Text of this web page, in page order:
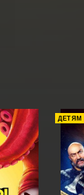
ДЕТЯМ